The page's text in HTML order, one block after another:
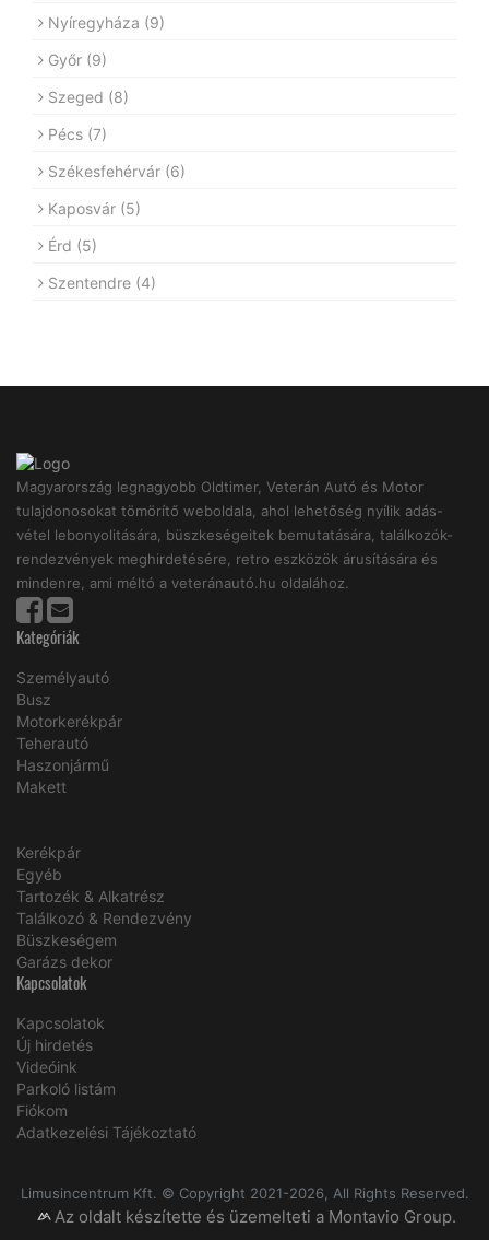
Nyíregyháza (9)
Győr (9)
Szeged (8)
Pécs (7)
Székesfehérvár (6)
Kaposvár (5)
Érd (5)
Szentendre (4)
Magyarország legnagyobb Oldtimer, Veterán Autó és Motor
tulajdonosokat tömörítő weboldala, ahol lehetőség nyílik adás-
vétel lebonyolitására, büszkeségeitek bemutatására, találkozók-
rendezvények meghirdetésére, retro eszközök árusítására és
mindenre, ami méltó a veteránautó.hu oldalához.
Kategóriák
Személyautó
Busz
Motorkerékpár
Teherautó
Haszonjármű
Makett
Kerékpár
Egyéb
Tartozék & Alkatrész
Találkozó & Rendezvény
Büszkeségem
Garázs dekor
Kapcsolatok
Kapcsolatok
Új hirdetés
Videóink
Parkoló listám
Fiókom
Adatkezelési Tájékoztató
Limusincentrum Kft. © Copyright 2021-2026, All Rights Reserved.
Az oldalt készítette és üzemelteti a Montavio Group.